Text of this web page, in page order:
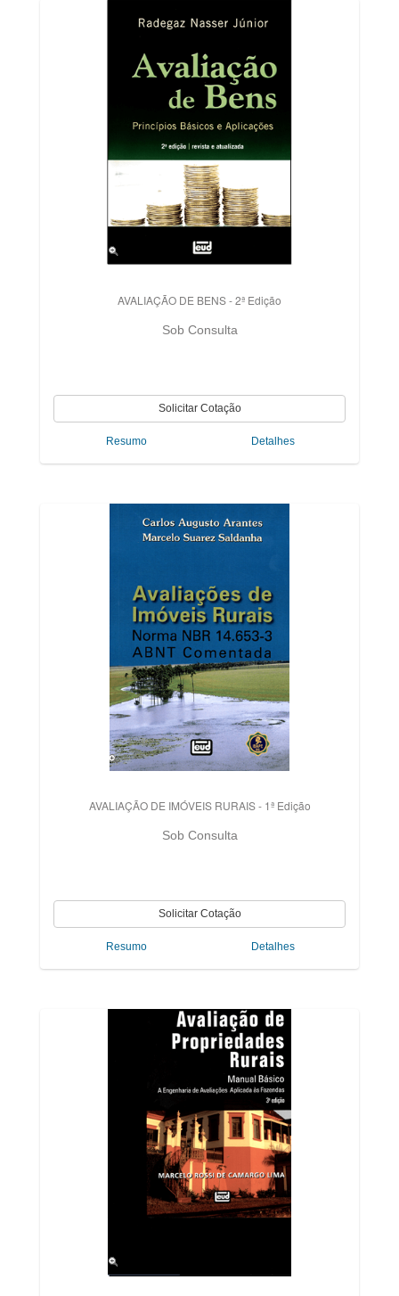
AVALIAÇÃO DE BENS - 2ª Edição
Sob Consulta
Resumo Detalhes
AVALIAÇÃO DE IMÓVEIS RURAIS - 1ª Edição
Sob Consulta
Resumo Detalhes